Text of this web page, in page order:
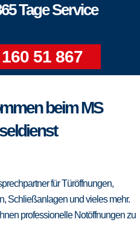
Tage Service
51 867
beim MS
für Türöffnungen,
Schließanlagen und vieles mehr.
professionelle Notöffnungen zu